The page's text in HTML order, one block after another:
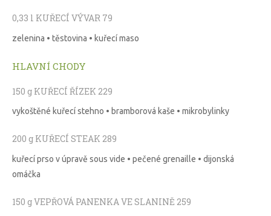
0,33 l KUŘECÍ VÝVAR 79
zelenina • těstovina • kuřecí maso
HLAVNÍ CHODY
150 g KUŘECÍ ŘÍZEK 229
vykoštěné kuřecí stehno • bramborová kaše • mikrobylinky
200 g KUŘECÍ STEAK 289
kuřecí prso v úpravě sous vide • pečené grenaille • dijonská
omáčka
150 g VEPŘOVÁ PANENKA VE SLANINĚ 259